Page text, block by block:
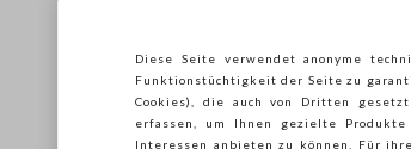
Lieferungen
Rücksendungen
Care Guide
Franchsing
Accessibility
Diese Seite verwendet anonyme
Funktionstüchtigkeit der Seite zu
Cookies), die auch von Dritten
erfassen, um Ihnen gezielte
Interessen anbieten zu können. Für